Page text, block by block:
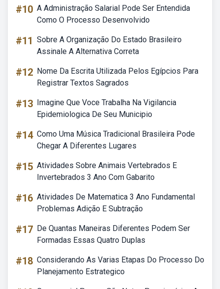
#10 A Administração Salarial Pode Ser Entendida
Como O Processo Desenvolvido
#11 Sobre A Organização Do Estado Brasileiro
Assinale A Alternativa Correta
#12 Nome Da Escrita Utilizada Pelos Egípcios Para
Registrar Textos Sagrados
#13 Imagine Que Voce Trabalha Na Vigilancia
Epidemiologica De Seu Municipio
#14 Como Uma Música Tradicional Brasileira Pode
Chegar A Diferentes Lugares
#15 Atividades Sobre Animais Vertebrados E
Invertebrados 3 Ano Com Gabarito
#16 Atividades De Matematica 3 Ano Fundamental
Problemas Adição E Subtração
#17 De Quantas Maneiras Diferentes Podem Ser
Formadas Essas Quatro Duplas
#18 Considerando As Varias Etapas Do Processo Do
Planejamento Estrategico